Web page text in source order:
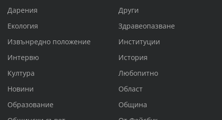
Дарения
Други
Екология
Здравеопазване
Извънредно положение
Институции
Интервю
История
Култура
Любопитно
Новини
Област
Образование
Община